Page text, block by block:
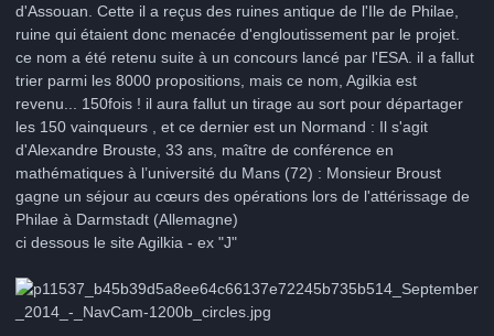
d'Assouan. Cette il a reçus des ruines antique de l'Ile de Philae,
ruine qui étaient donc menacée d'engloutissement par le projet.
ce nom a été retenu suite à un concours lancé par l'ESA. il a fallut
trier parmi les 8000 propositions, mais ce nom, Agilkia est
revenu... 150fois ! il aura fallut un tirage au sort pour départager
les 150 vainqueurs , et ce dernier est un Normand : Il s'agit
d'Alexandre Brouste, 33 ans, maître de conférence en
mathématiques à l’université du Mans (72) : Monsieur Broust
gagne un séjour au cœurs des opérations lors de l'attérissage de
Philae à Darmstadt (Allemagne)
ci dessous le site Agilkia - ex "J"